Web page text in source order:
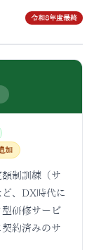
令和8年度最終
加
制訓練（サ
、DX時代に
研修サービ
約済みのサ